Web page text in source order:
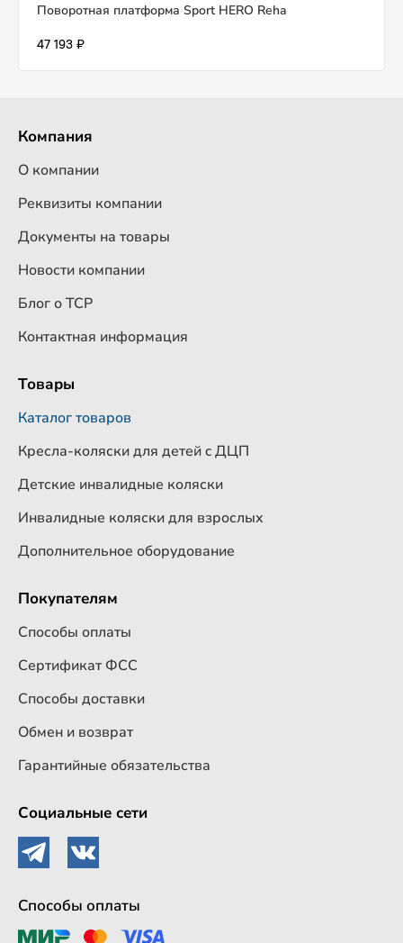
Поворотная платформа Sport HERO Reha
47 193 ₽
Компания
О компании
Реквизиты компании
Документы на товары
Новости компании
Блог о ТСР
Контактная информация
Товары
Каталог товаров
Кресла-коляски для детей c ДЦП
Детские инвалидные коляски
Инвалидные коляски для взрослых
Дополнительное оборудование
Покупателям
Способы оплаты
Сертификат ФСС
Способы доставки
Обмен и возврат
Гарантийные обязательства
Социальные сети
Способы оплаты